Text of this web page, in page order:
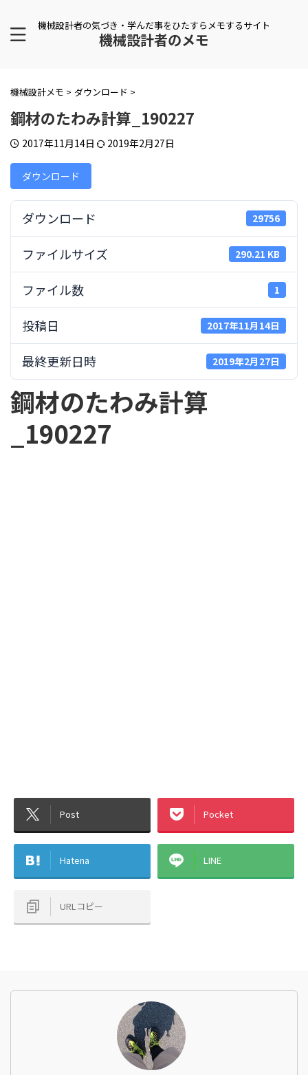
機械設計者の気づき・学んだ事をひたすらメモするサイト
機械設計者のメモ
機械設計メモ > ダウンロード >
鋼材のたわみ計算_190227
2017年11月14日 2019年2月27日
ダウンロード
ダウンロード 29756
ファイルサイズ 290.21 KB
ファイル数 1
投稿日 2017年11月14日
最終更新日時 2019年2月27日
鋼材のたわみ計算
_190227
Post Pocket
Hatena LINE
URLコピー